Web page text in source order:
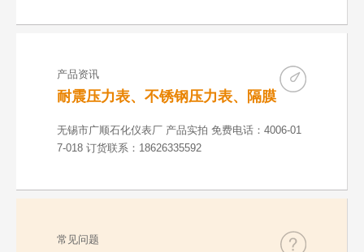
产品资讯
耐震压力表、不锈钢压力表、隔膜
压力表产品实拍介绍
无锡市广顺石化仪表厂 产品实拍 免费电话：4006-01
7-018 订货联系：18626335592
常见问题